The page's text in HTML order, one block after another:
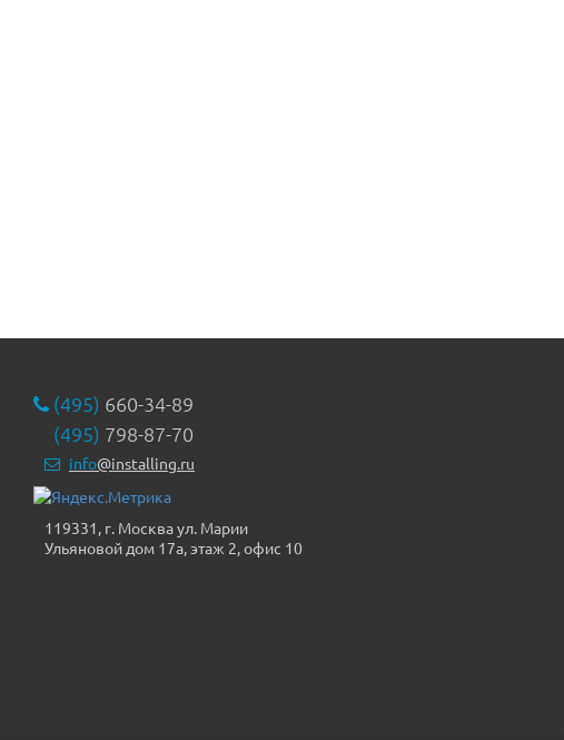
(495) 660-34-89
(495) 798-87-70
info@installing.ru
119331, г. Москва ул. Марии
Ульяновой дом 17а, этаж 2, офис 10